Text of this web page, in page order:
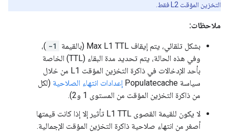
التخزين المؤقت L2 فقط.
ملاحظات:
بشكل تلقائي، يتم إيقاف Max L1 TTL (بالقيمة -1 )،
وفي هذه الحالة، يتم تحديد مدة البقاء (TTL) الخاصة
بأحد الإدخالات في ذاكرة التخزين المؤقت L1 من خلال
سياسة Populatecache
إعدادات انتهاء الصلاحية (لكل
من ذاكرة التخزين المؤقت من المستوى 1 و2).
لا يكون للقيمة القصوى L1 TTL تأثير إلا إذا كانت قيمتها
أصغر من انتهاء صلاحية ذاكرة التخزين المؤقت الإجمالية.